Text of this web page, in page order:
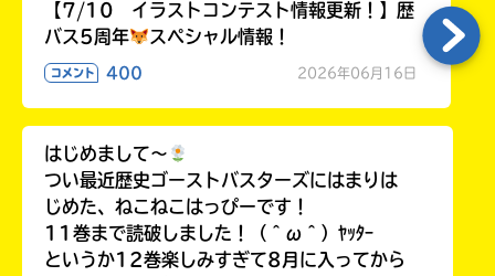
【7/10 イラストコンテスト情報更新！】歴
バス5周年
スペシャル情報！
コメント 400 2026年06月16日
はじめまして〜
つい最近歴史ゴーストバスターズにはまりは
じめた、ねこねこはっぴーです！
11巻まで読破しました！（＾ω＾）ﾔｯﾀｰ
というか12巻楽しみすぎて8月に入ってから